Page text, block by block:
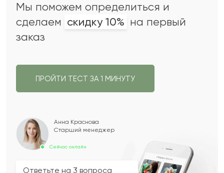
Мы поможем определиться и
сделаем скидку 10% на первый
заказ
ПРОЙТИ ТЕСТ ЗА 1 МИНУТУ
Сейчас онлайн
Анна Краснова
Старший менеджер
Ответьте на 3 вопроса